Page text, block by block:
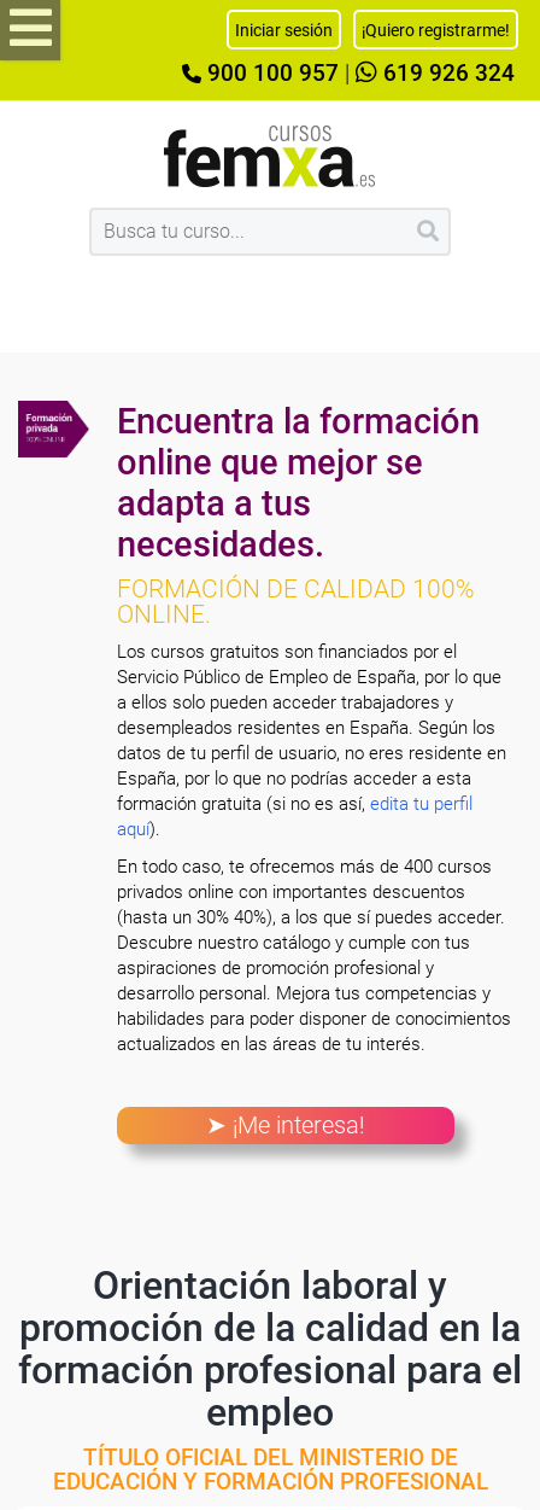
Iniciar sesión ¡Quiero registrarme!
900 100 957 619 926 324
Encuentra la formación
online que mejor se
adapta a tus
necesidades.
FORMACIÓN DE CALIDAD 100%
ONLINE.
Los cursos gratuitos son financiados por el
Servicio Público de Empleo de España, por lo que
a ellos solo pueden acceder trabajadores y
desempleados residentes en España. Según los
datos de tu perfil de usuario, no eres residente en
España, por lo que no podrías acceder a esta
formación gratuita (si no es así,edita tu perfil
aquí).
En todo caso, te ofrecemos más de 400 cursos
privados online con importantes descuentos
(hasta un 30% 40%), a los que sí puedes acceder.
Descubre nuestro catálogo y cumple con tus
aspiraciones de promoción profesional y
desarrollo personal. Mejora tus competencias y
habilidades para poder disponer de conocimientos
actualizados en las áreas de tu interés.
➤ ¡Me interesa!
Orientación laboral y
promoción de la calidad en la
formación profesional para el
empleo
TÍTULO OFICIAL DEL MINISTERIO DE
EDUCACIÓN Y FORMACIÓN PROFESIONAL